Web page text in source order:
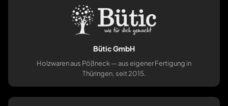
Bütic GmbH
Holzwaren aus Pößneck — aus eigener Fertigung in
Thüringen, seit 2015.